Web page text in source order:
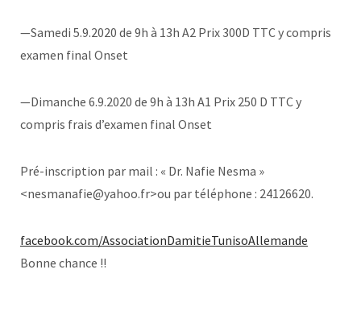
—Samedi 5.9.2020 de 9h à 13h A2 Prix 300D TTC y compris
examen final Onset
—Dimanche 6.9.2020 de 9h à 13h A1 Prix 250 D TTC y
compris frais d’examen final Onset
Pré-inscription par mail : « Dr. Nafie Nesma »
<nesmanafie@yahoo.fr>ou par téléphone : 24126620.
facebook.com/AssociationDamitieTunisoAllemande
Bonne chance !!